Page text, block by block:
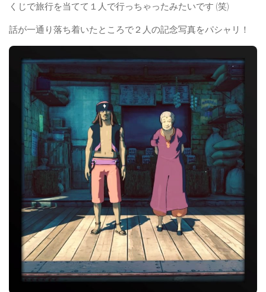
くじで旅行を当てて１人で行っちゃったみたいです (笑)
話が一通り落ち着いたところで２人の記念写真をパシャリ！